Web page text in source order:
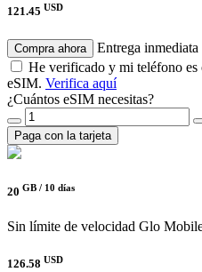
121.45 USD
Compra ahora
Entrega
He verificado y mi teléfono
eSIM. Verifica aquí
¿Cuántos eSIM necesitas?
Paga con la tarjeta
20 GB / 10 días
Sin límite de velocidad Glo
126.58 USD